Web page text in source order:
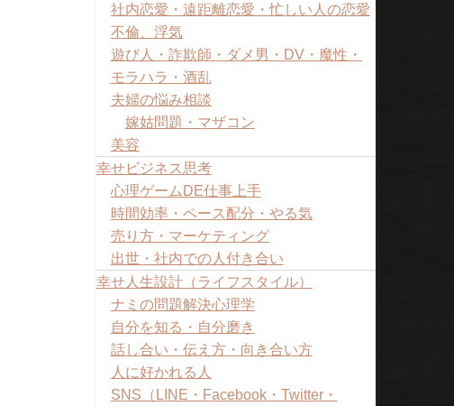
社内恋愛・遠距離恋愛・忙しい人の恋愛
不倫、浮気
遊び人・詐欺師・ダメ男・DV・魔性・
モラハラ・酒乱
夫婦の悩み相談
嫁姑問題・マザコン
美容
幸せビジネス思考
心理ゲームDE仕事上手
時間効率・ペース配分・やる気
売り方・マーケティング
出世・社内での人付き合い
幸せ人生設計（ライフスタイル）
ナミの問題解決心理学
自分を知る・自分磨き
話し合い・伝え方・向き合い方
人に好かれる人
SNS（LINE・Facebook・Twitter・